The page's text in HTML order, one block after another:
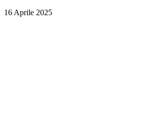
16 Aprile 2025